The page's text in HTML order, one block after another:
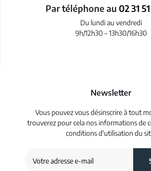
Par téléphone au 02 31
Du lundi au vendredi
9h/12h30 – 13h30/16h30
Newsletter
Vous pouvez vous désinscrire à tout
trouverez pour cela nos informations de
conditions d'utilisation du